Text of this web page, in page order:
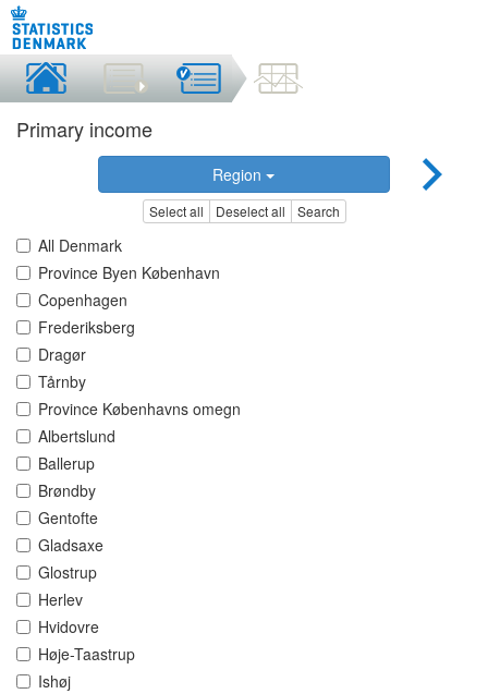
Primary income
Region
Select all Deselect all Search
All Denmark
Province Byen København
Copenhagen
Frederiksberg
Dragør
Tårnby
Province Københavns omegn
Albertslund
Ballerup
Brøndby
Gentofte
Gladsaxe
Glostrup
Herlev
Hvidovre
Høje-Taastrup
Ishøj